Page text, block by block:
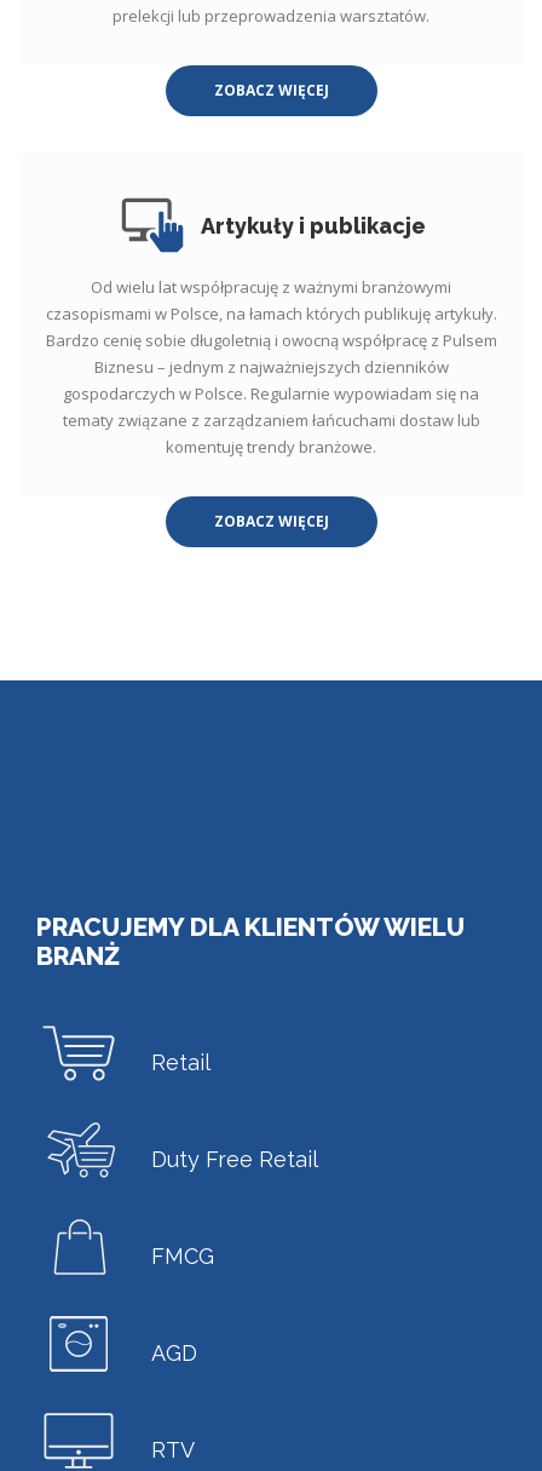
prelekcji lub przeprowadzenia warsztatów.
ZOBACZ WIĘCEJ
Artykuły i publikacje
Od wielu lat współpracuję z ważnymi branżowymi
czasopismami w Polsce, na łamach których publikuję artykuły.
Bardzo cenię sobie długoletnią i owocną współpracę z Pulsem
Biznesu – jednym z najważniejszych dzienników
gospodarczych w Polsce. Regularnie wypowiadam się na
tematy związane z zarządzaniem łańcuchami dostaw lub
komentuję trendy branżowe.
ZOBACZ WIĘCEJ
PRACUJEMY DLA KLIENTÓW WIELU
BRANŻ
Retail
Duty Free Retail
FMCG
AGD
RTV